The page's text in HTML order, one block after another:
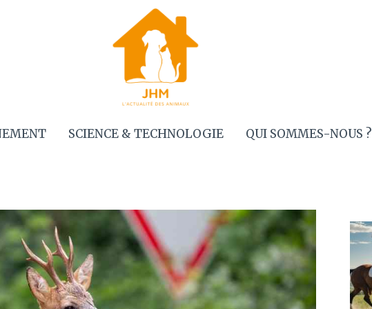
SCIENCE & TECHNOLOGIE QUI SOMMES-NOUS ?